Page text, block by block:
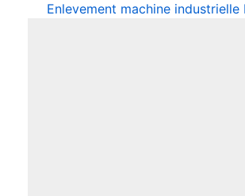
Enlevement machine industrielle